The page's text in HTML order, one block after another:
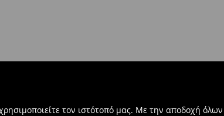
τον ιστότοπό μας. Με την αποδοχή